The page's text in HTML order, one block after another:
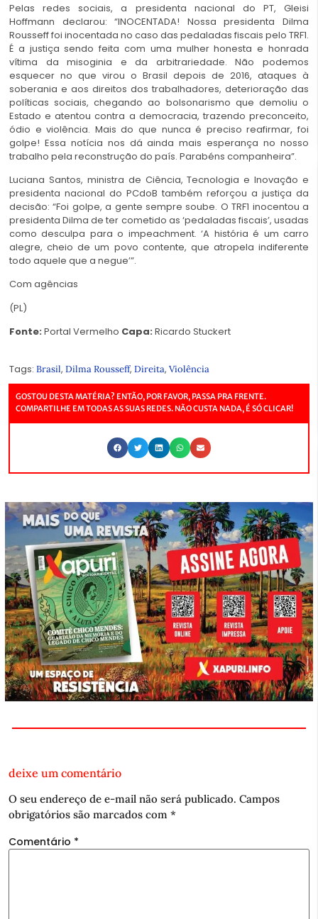
Pelas redes sociais, a presidenta nacional do PT, Gleisi
Hoffmann declarou: “INOCENTADA! Nossa presidenta Dilma
Rousseff foi inocentada no caso das pedaladas fiscais pelo TRF1.
É a justiça sendo feita com uma mulher honesta e honrada
vítima da misoginia e da arbitrariedade. Não podemos
esquecer no que virou o Brasil depois de 2016, ataques à
soberania e aos direitos dos trabalhadores, deterioração das
políticas sociais, chegando ao bolsonarismo que demoliu o
Estado e atentou contra a democracia, trazendo preconceito,
ódio e violência. Mais do que nunca é preciso reafirmar, foi
golpe! Essa notícia nos dá ainda mais esperança no nosso
trabalho pela reconstrução do país. Parabéns companheira”.
Luciana Santos, ministra de Ciência, Tecnologia e Inovação e
presidenta nacional do PCdoB também reforçou a justiça da
decisão: “Foi golpe, a gente sempre soube. O TRF1 inocentou a
presidenta Dilma de ter cometido as ‘pedaladas fiscais’, usadas
como desculpa para o impeachment. ‘A história é um carro
alegre, cheio de um povo contente, que atropela indiferente
todo aquele que a negue’”.
Com agências
(PL)
Fonte: Portal Vermelho Capa: Ricardo Stuckert
Tags: Brasil, Dilma Rousseff, Direita, Violência
GOSTOU DESTA MATÉRIA? ENTÃO, POR FAVOR, PASSA PRA FRENTE.
COMPARTILHE EM TODAS AS SUAS REDES. NÃO CUSTA NADA, É SÓ CLICAR!
deixe um comentário
O seu endereço de e-mail não será publicado. Campos
obrigatórios são marcados com *
Comentário *